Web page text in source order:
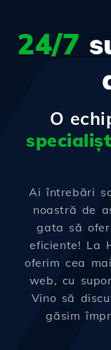
24/7
O
Ai întrebări
noastră de
gata să
eficiente! La
oferim cea
web, cu
Vino să
găsim